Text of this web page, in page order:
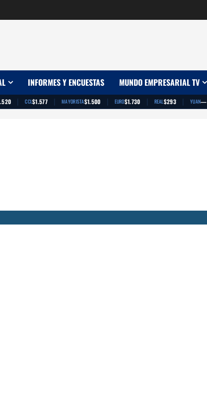
INFORMES Y ENCUESTAS MUNDO EMPRESARIAL TV
| CCL$1.577 | MAYORISTA$1.500 | EURO$1.730 | REAL$293 | YUAN—